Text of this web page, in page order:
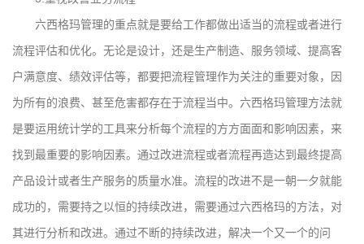
六西格玛管理的重点就是要给工作都做出适当的流程或者进行
流程评估和优化。无论是设计，还是生产制造、服务领域、提高客
户满意度、绩效评估等，都要把流程管理作为关注的重要对象，因
为所有的浪费、甚至危害都存在于流程当中。六西格玛管理方法就
是要运用统计学的工具来分析每个流程的方方面面和影响因素，来
找到最重要的影响因素。通过改进流程或者流程再造达到最终提高
产品设计或者生产服务的质量水准。流程的改进不是一朝一夕就能
成功的，需要持之以恒的持续改进，需要通过六西格玛的方法，对
其进行分析和改进。通过不断的持续改进，解决一个又一个的问